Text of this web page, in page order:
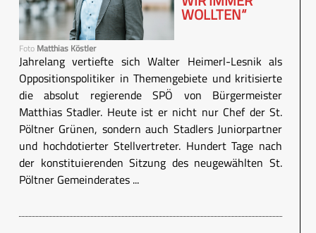
Foto Matthias Köstler
WOLLTEN“
Jahrelang vertiefte sich Walter Heimerl-Lesnik als
Oppositionspolitiker in Themengebiete und kritisierte
die absolut regierende SPÖ von Bürgermeister
Matthias Stadler. Heute ist er nicht nur Chef der St.
Pöltner Grünen, sondern auch Stadlers Juniorpartner
und hochdotierter Stellvertreter. Hundert Tage nach
der konstituierenden Sitzung des neugewählten St.
Pöltner Gemeinderates ...